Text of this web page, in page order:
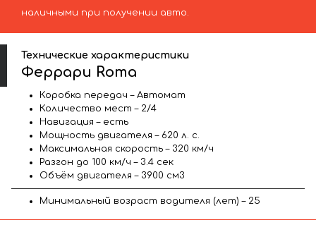
наличными при получении авто.
Технические характеристики
Феррари Roma
Коробка передач – Автомат
Количество мест – 2/4
Навигация – есть
Мощность двигателя – 620 л. с.
Максимальная скорость – 320 км/ч
Разгон до 100 км/ч – 3.4 сек
Объём двигателя – 3900 см3
Минимальный возраст водителя (лет) – 25